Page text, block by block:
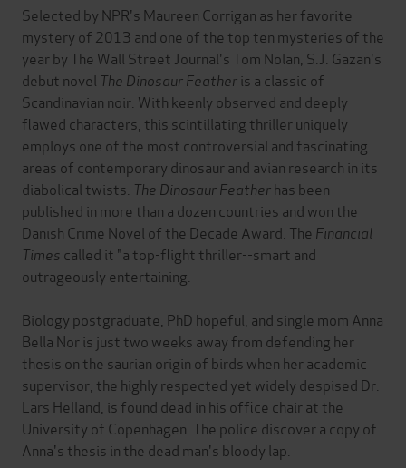
Selected by NPR's Maureen Corrigan as her favorite
mystery of 2013 and one of the top ten mysteries of the
year by The Wall Street Journal's Tom Nolan, S.J. Gazan's
debut novel The Dinosaur Featheris a classic of
Scandinavian noir. With keenly observed and deeply
flawed characters, this scintillating thriller uniquely
employs one of the most controversial and fascinating
areas of contemporary dinosaur and avian research in its
diabolical twists. The Dinosaur Featherhas been
published in more than a dozen countries and won the
Danish Crime Novel of the Decade Award. The Financial
Times called it "a top-flight thriller--smart and
outrageously entertaining.
Biology postgraduate, PhD hopeful, and single mom Anna
Bella Nor is just two weeks away from defending her
thesis on the saurian origin of birds when her academic
supervisor, the highly respected yet widely despised Dr.
Lars Helland, is found dead in his office chair at the
University of Copenhagen. The police discover a copy of
Anna's thesis in the dead man's bloody lap.